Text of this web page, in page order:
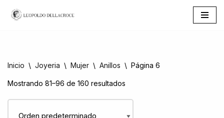
Inicio \ Joyeria \ Mujer \ Anillos \ Página 6
Mostrando 81–96 de 160 resultados